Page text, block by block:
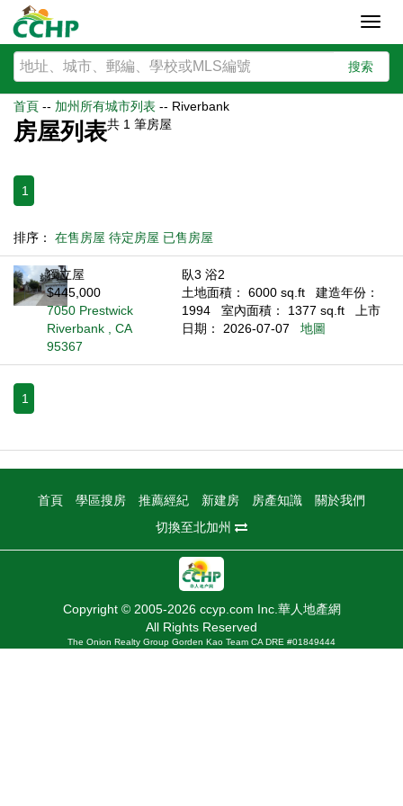
搜索
首頁 -- 加州所有城市列表 -- Riverbank
房屋列表共 1 筆房屋
1
排序： 在售房屋 待定房屋 已售房屋
獨立屋
$445,000
7050 Prestwick
Riverbank , CA
95367
臥3 浴2
土地面積： 6000 sq.ft
建造年份：
1994
室內面積： 1377 sq.ft
上市
日期： 2026-07-07
地圖
1
首頁 學區搜房 推薦經紀 新建房 房產知識
關於我們
切換至北加州
Copyright © 2005-2026 ccyp.com Inc.華人地產網
All Rights Reserved
The Onion Realty Group Gorden Kao Team CA DRE #01849444